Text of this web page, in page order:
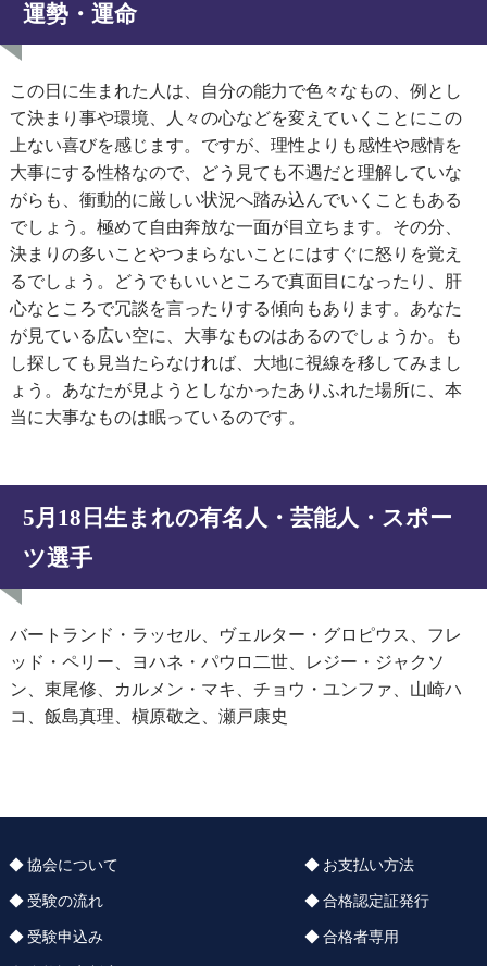
運勢・運命
この日に生まれた人は、自分の能力で色々なもの、例とし
て決まり事や環境、人々の心などを変えていくことにこの
上ない喜びを感じます。ですが、理性よりも感性や感情を
大事にする性格なので、どう見ても不遇だと理解していな
がらも、衝動的に厳しい状況へ踏み込んでいくこともある
でしょう。極めて自由奔放な一面が目立ちます。その分、
決まりの多いことやつまらないことにはすぐに怒りを覚え
るでしょう。どうでもいいところで真面目になったり、肝
心なところで冗談を言ったりする傾向もあります。あなた
が見ている広い空に、大事なものはあるのでしょうか。も
し探しても見当たらなければ、大地に視線を移してみまし
ょう。あなたが見ようとしなかったありふれた場所に、本
当に大事なものは眠っているのです。
5月18日生まれの有名人・芸能人・スポー
ツ選手
バートランド・ラッセル、ヴェルター・グロピウス、フレ
ッド・ペリー、ヨハネ・パウロ二世、レジー・ジャクソ
ン、東尾修、カルメン・マキ、チョウ・ユンファ、山崎ハ
コ、飯島真理、槇原敬之、瀬戸康史
協会について
受験の流れ
受験申込み
お支払い方法
合格認定証発行
合格者専用